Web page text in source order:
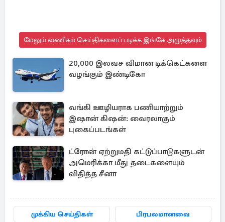
மேலும் வணிகம் செய்திகளைப் படிக்க இங்கே அழுத்தவும்
20,000 இலவச விமான டிக்கெட்களை
வழங்கும் இண்டிகோ
வங்கி ஊழியராக பணியாற்றும்
இஷான் கிஷன்: வைரலாகும்
புகைப்படங்கள்
ட்ரோன் ஏற்றுமதி கட்டுப்பாடுகளுடன்
அமெரிக்கா மீது தடைகளையும்
விதித்த சீனா
முக்கிய செய்திகள் பிரபலமானவை